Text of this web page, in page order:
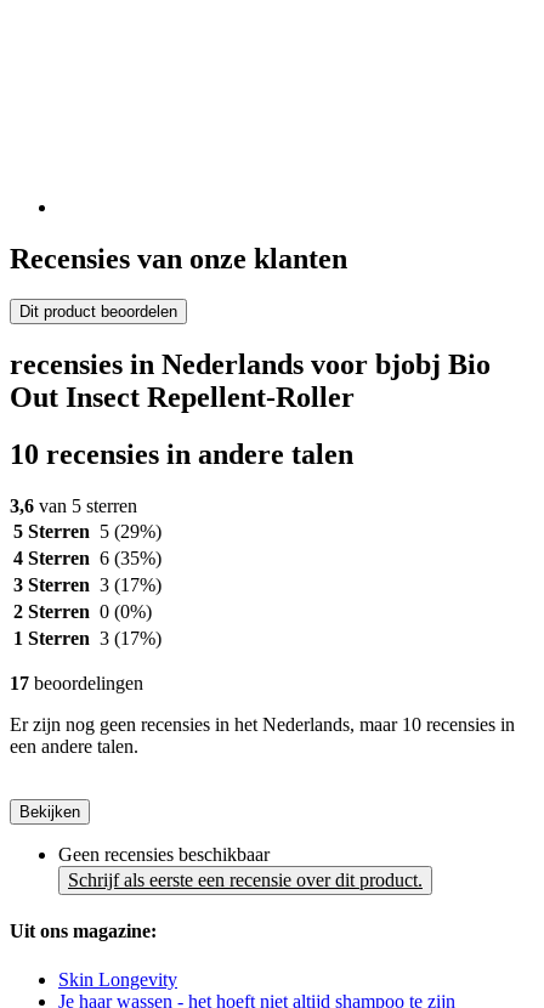
Recensies van onze klanten
Dit product beoordelen
recensies in Nederlands voor bjobj Bio
Out Insect Repellent-Roller
10 recensies in andere talen
3,6 van 5 sterren
5 Sterren 5 (29%)
4 Sterren 6 (35%)
3 Sterren 3 (17%)
2 Sterren 0 (0%)
1 Sterren 3 (17%)
17 beoordelingen
Er zijn nog geen recensies in het Nederlands, maar 10 recensies in
een andere talen.
Bekijken
Geen recensies beschikbaar
Schrijf als eerste een recensie over dit product.
Uit ons magazine:
Skin Longevity
Je haar wassen - het hoeft niet altijd shampoo te zijn